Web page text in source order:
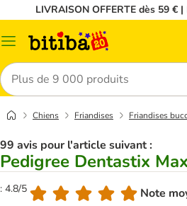
LIVRAISON OFFERTE dès 59 €
Menu
Rechercher
Chiens Friandises Friandises
99 avis pour l'article suivant :
Pedigree Dentastix
: 4.8/5 Note